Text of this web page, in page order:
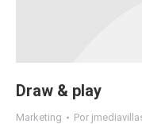
Draw & play
Marketing Por